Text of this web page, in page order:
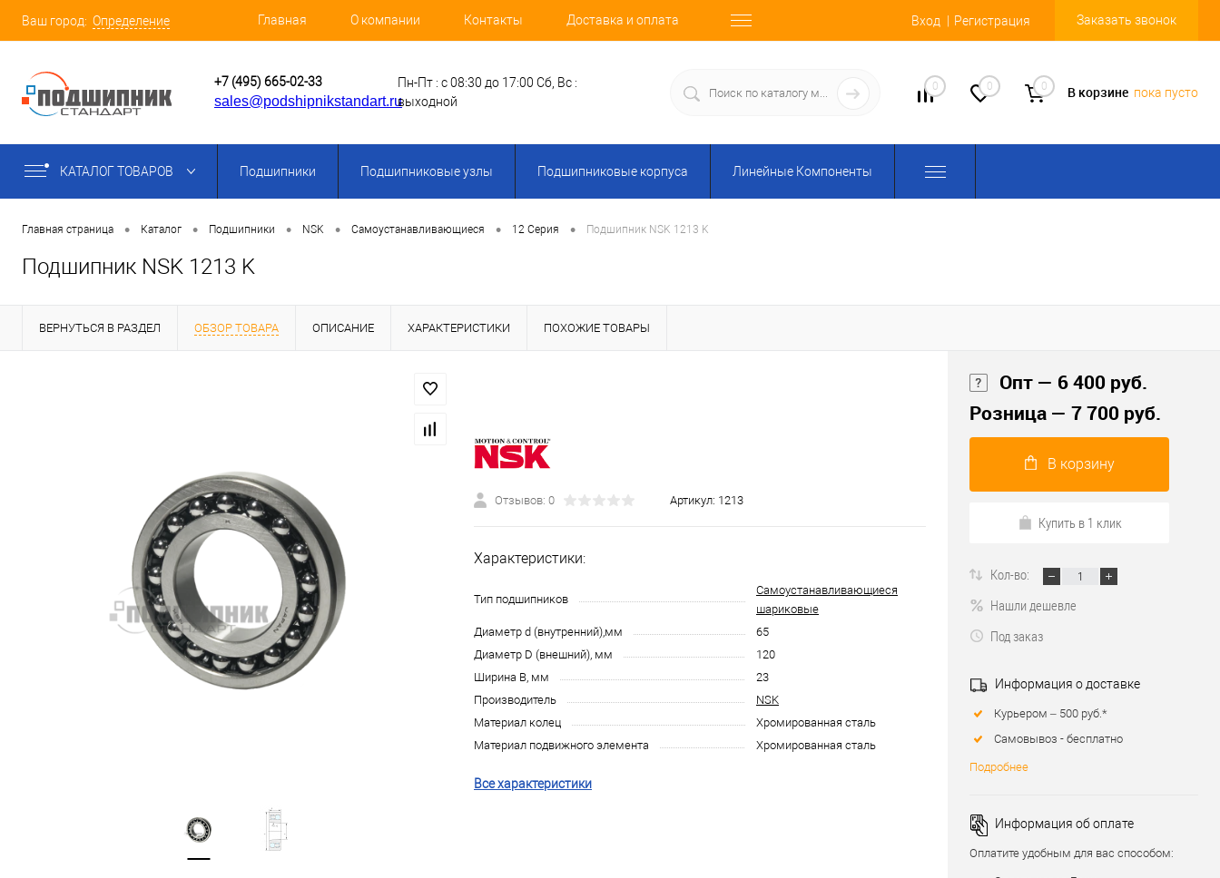
Ваш город: Определение Главная О компании Контакты Доставка и оплата Вход Регистрация Заказать звонок
+7 (495) 665-02-33
sales@podshipnikstandart.ru
Пн-Пт : с 08:30 до 17:00 Сб, Вс :
выходной
0 0 0 В корзине пока пусто
КАТАЛОГ ТОВАРОВ Подшипники Подшипниковые узлы Подшипниковые корпуса Линейные Компоненты
Главная страница • Каталог • Подшипники • NSK • Самоустанавливающиеся • 12 Серия • Подшипник NSK 1213 K
Подшипник NSK 1213 K
ВЕРНУТЬСЯ В РАЗДЕЛ ОБЗОР ТОВАРА ОПИСАНИЕ ХАРАКТЕРИСТИКИ ПОХОЖИЕ ТОВАРЫ
Отзывов: 0 Артикул: 1213
Характеристики:
Тип подшипников
Самоустанавливающиеся
шариковые
Диаметр d (внутренний),мм
65
Диаметр D (внешний), мм
120
Ширина B, мм
23
Производитель
NSK
Материал колец
Хромированная сталь
Материал подвижного элемента
Хромированная сталь
Все характеристики
Опт — 6 400 руб.
Розница — 7 700 руб.
В корзину
Купить в 1 клик
Кол-во:
Нашли дешевле
Под заказ
Информация о доставке
Курьером – 500 руб.*
Самовывоз - бесплатно
Подробнее
Информация об оплате
Оплатите удобным для вас способом: